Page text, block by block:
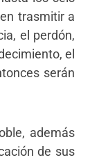
trasmitir a
el perdón,
el
serán
además
de sus